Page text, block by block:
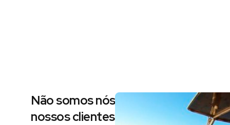
Não somos nós dizendo, são
nossos clientes